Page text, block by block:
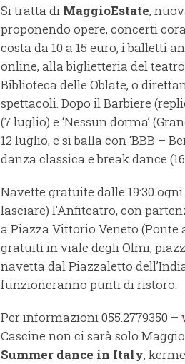
Si tratta di MaggioEstate,
proponendo opere, concerti
costa da 10 a 15 euro, i balletti
online, alla biglietteria del
Biblioteca delle Oblate, o
spettacoli. Dopo il Barbiere
(7 luglio) e ‘Nessun dorma’
12 luglio, e si balla con ‘BBB –
danza classica e break dance
Navette gratuite dalle 19:30
lasciare) l’Anfiteatro, con
a Piazza Vittorio Veneto
gratuiti in viale degli Olmi,
navetta dal Piazzaletto
funzioneranno punti di ristoro.
Per informazioni 055.2779350 –
Cascine non ci sarà solo
Summer dance in Italy,